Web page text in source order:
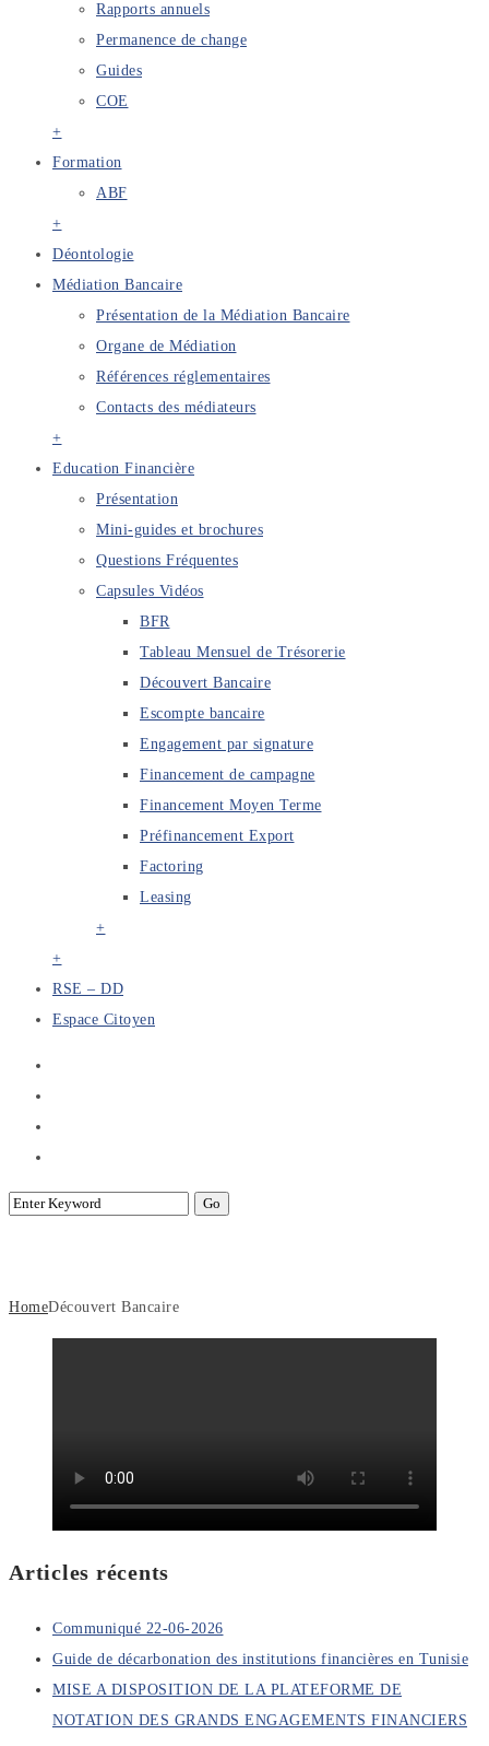
Rapports annuels
Permanence de change
Guides
COE
+
Formation
ABF
+
Déontologie
Médiation Bancaire
Présentation de la Médiation Bancaire
Organe de Médiation
Références réglementaires
Contacts des médiateurs
+
Education Financière
Présentation
Mini-guides et brochures
Questions Fréquentes
Capsules Vidéos
BFR
Tableau Mensuel de Trésorerie
Découvert Bancaire
Escompte bancaire
Engagement par signature
Financement de campagne
Financement Moyen Terme
Préfinancement Export
Factoring
Leasing
+
+
RSE – DD
Espace Citoyen
HomeDécouvert Bancaire
Articles récents
Communiqué 22-06-2026
Guide de décarbonation des institutions financières en Tunisie
MISE A DISPOSITION DE LA PLATEFORME DE
NOTATION DES GRANDS ENGAGEMENTS FINANCIERS